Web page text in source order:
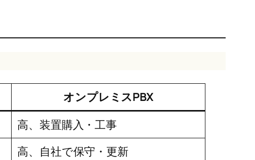
オンプレミスPBX
高、装置購入・工事
高、自社で保守・更新